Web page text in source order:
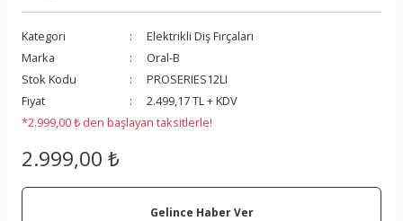
Kategori
Elektrikli Diş Fırçaları
Marka
Oral-B
Stok Kodu
PROSERIES12LI
Fiyat
2.499,17 TL + KDV
*2.999,00 ₺ den başlayan taksitlerle!
2.999,00 ₺
Gelince Haber Ver